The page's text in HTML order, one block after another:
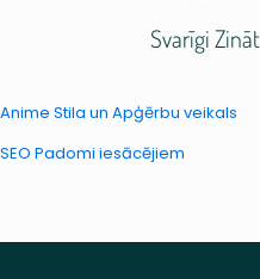
Svarīgi Zināt
Anime Stila un Apģērbu veikals
SEO Padomi iesācējiem